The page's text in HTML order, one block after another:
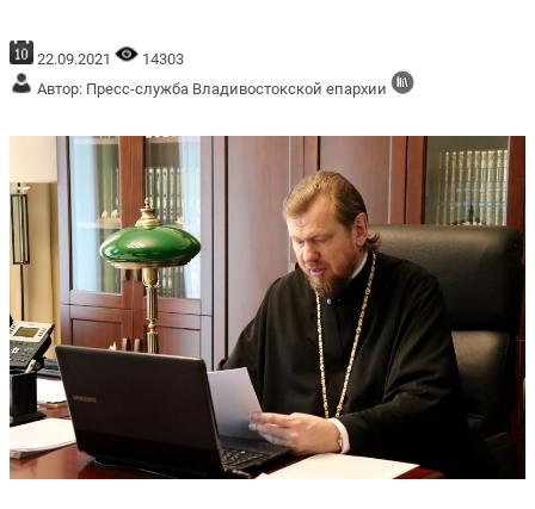
22.09.2021
14303
Автор: Пресс-служба Владивостокской епархии